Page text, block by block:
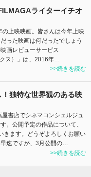
ライターイチオ
上映映画。皆さんは今年上映
った映画は何だったでしょう
画レビューサービス
ス）」は、2016年…
>>続きを読む
独特な世界観のある映
書店でシネマコンシェルジュ
。公開予定の作品について、
きます。どうぞよろしくお願い
速ですが、3月公開の…
>>続きを読む